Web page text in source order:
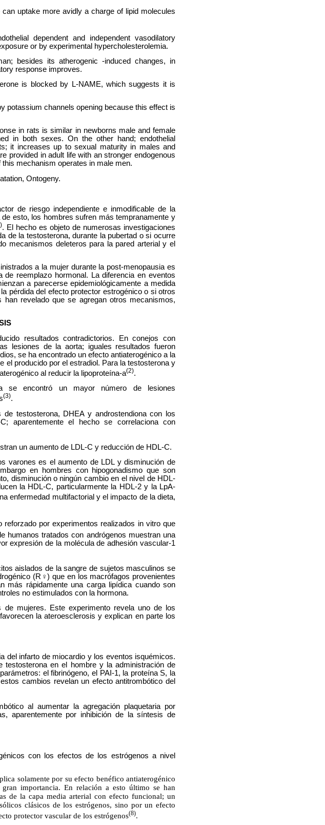
can uptake more avidly a charge of lipid molecules
dependent and independent vasodilatory
or by experimental hypercholesterolemia.
besides its atherogenic -induced changes, in
response improves.
is blocked by L-NAME, which suggests it is
potassium channels opening because this effect is
in rats is similar in newborns male and female
in both sexes. On the other hand; endothelial
it increases up to sexual maturity in males and
provided in adult life with an stronger endogenous
mechanism operates in male men.
Ontogeny.
de riesgo independiente e inmodificable de la
esto, los hombres sufren más tempranamente y
. El hecho es objeto de numerosas investigaciones
de la testosterona, durante la pubertad o si ocurre
mecanismos deleteros para la pared arterial y el
a la mujer durante la post-menopausia es
reemplazo hormonal. La diferencia en eventos
a parecerse epidemiológicamente a medida
pérdida del efecto protector estrogénico o si otros
revelado que se agregan otros mecanismos,
resultados contradictorios. En conejos con
lesiones de la aorta; iguales resultados fueron
se ha encontrado un efecto antiaterogénico a la
el producido por el estradiol. Para la testosterona y
al reducir la lipoproteína-a(2).
se encontró un mayor número de lesiones
(3).
testosterona, DHEA y androstendiona con los
aparentemente el hecho se correlaciona con
un aumento de LDL-C y reducción de HDL-C.
varones es el aumento de LDL y disminución de
en hombres con hipogonadismo que son
disminución o ningún cambio en el nivel de HDL-
la HDL-C, particularmente la HDL-2 y la LpA-
enfermedad multifactorial y el impacto de la dieta,
por experimentos realizados in vitro que
humanos tratados con andrógenos muestran una
expresión de la molécula de adhesión vascular-1
aislados de la sangre de sujetos masculinos se
(R♀) que en los macrófagos provenientes
más rápidamente una carga lipídica cuando son
no estimulados con la hormona.
mujeres. Este experimento revela uno de los
la ateroesclerosis y explican en parte los
del infarto de miocardio y los eventos isquémicos.
testosterona en el hombre y la administración de
el fibrinógeno, el PAI-1, la proteína S, la
cambios revelan un efecto antitrombótico del
al aumentar la agregación plaquetaria por
aparentemente por inhibición de la síntesis de
con los efectos de los estrógenos a nivel
solamente por su efecto benéfico antiaterogénico
importancia. En relación a esto último se han
de la capa media arterial con efecto funcional; un
clásicos de los estrógenos, sino por un efecto
protector vascular de los estrógenos(8).